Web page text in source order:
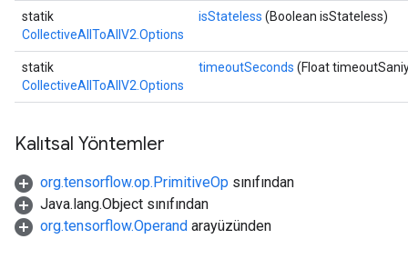
statik
CollectiveAllToAllV2.Options
isStateless (Boolean isStateless)
statik
CollectiveAllToAllV2.Options
timeoutSeconds (Float
Kalıtsal Yöntemler
org.tensorflow.op.PrimitiveOp sınıfından
Java.lang.Object sınıfından
org.tensorflow.Operand arayüzünden